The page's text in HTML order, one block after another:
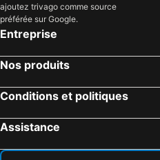
ajoutez trivago comme source
préférée sur Google.
Entreprise
Nos produits
Conditions et politiques
Assistance